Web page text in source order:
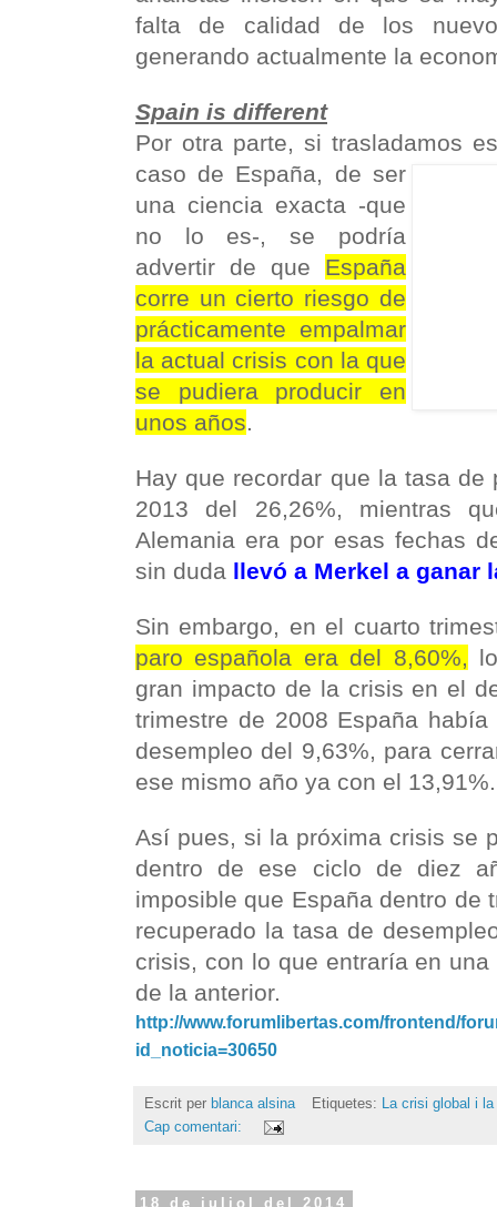
falta de calidad de los
generando actualmente la
Spain is different
Por otra parte, si trasladamos
caso de España, de ser
una ciencia exacta -que
no lo es-, se podría
advertir de que España
corre un cierto riesgo de
prácticamente empalmar
la actual crisis con la que
se pudiera producir en
unos años.
Hay que recordar que la tasa de
2013 del 26,26%, mientras
Alemania era por esas fechas
sin duda llevó a Merkel a ganar
Sin embargo, en el cuarto
paro española era del 8,60%,
gran impacto de la crisis en el
trimestre de 2008 España
desempleo del 9,63%, para
ese mismo año ya con el 13,91%.
Así pues, si la próxima crisis se
dentro de ese ciclo de diez
imposible que España dentro de
recuperado la tasa de
crisis, con lo que entraría en
de la anterior.
http://www.forumlibertas.com/frontend/
id_noticia=30650
Escrit per blanca alsina Etiquetes: La crisi global i
Cap comentari:
18 de juliol del 2014